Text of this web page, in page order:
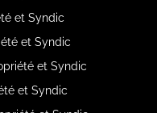
et Syndic
et Syndic
et Syndic
et Syndic